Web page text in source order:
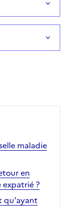
maladie
en
expatrié ?
qu'ayant